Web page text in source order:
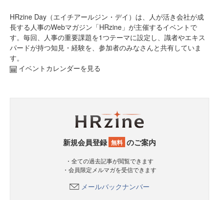
HRzine Day（エイチアールジン・デイ）は、人が活き会社が成
長する人事のWebマガジン「HRzine」が主催するイベントで
す。毎回、人事の重要課題を1つテーマに設定し、識者やエキス
パードが持つ知見・経験を、参加者のみなさんと共有していま
す。
イベントカレンダーを見る
新規会員登録 無料 のご案内
・全ての過去記事が閲覧できます
・会員限定メルマガを受信できます
メールバックナンバー